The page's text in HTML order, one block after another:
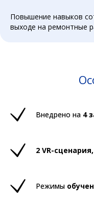
Повышение навыков
выходе на ремонтные
Внедрено на 4
2 VR-
Режимы